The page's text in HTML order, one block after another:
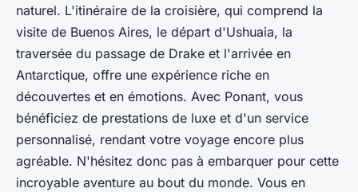
naturel. L'itinéraire de la croisière, qui comprend la
visite de Buenos Aires, le départ d'Ushuaia, la
traversée du passage de Drake et l'arrivée en
Antarctique, offre une expérience riche en
découvertes et en émotions. Avec Ponant, vous
bénéficiez de prestations de luxe et d'un service
personnalisé, rendant votre voyage encore plus
agréable. N'hésitez donc pas à embarquer pour cette
incroyable aventure au bout du monde. Vous en